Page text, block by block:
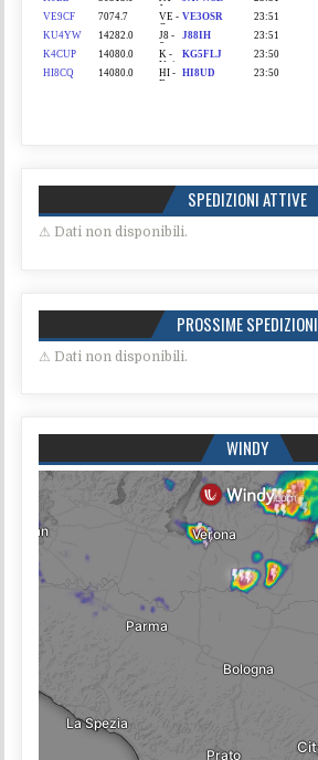
SPEDIZIONI ATTIVE
⚠ Dati non disponibili.
PROSSIME SPEDIZIONI
⚠ Dati non disponibili.
WINDY